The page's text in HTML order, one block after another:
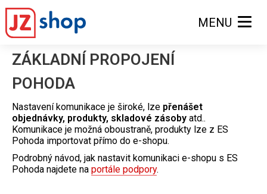
MENU
ZÁKLADNÍ PROPOJENÍ
POHODA
Nastavení komunikace je široké, lze přenášet
objednávky, produkty, skladové zásoby atd..
Komunikace je možná oboustraně, produkty lze z ES
Pohoda importovat přímo do e-shopu.
Podrobný návod, jak nastavit komunikaci e-shopu s ES
Pohoda najdete na portále podpory.